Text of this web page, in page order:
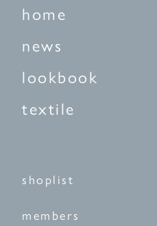
home
news
lookbook
textile
shoplist
members